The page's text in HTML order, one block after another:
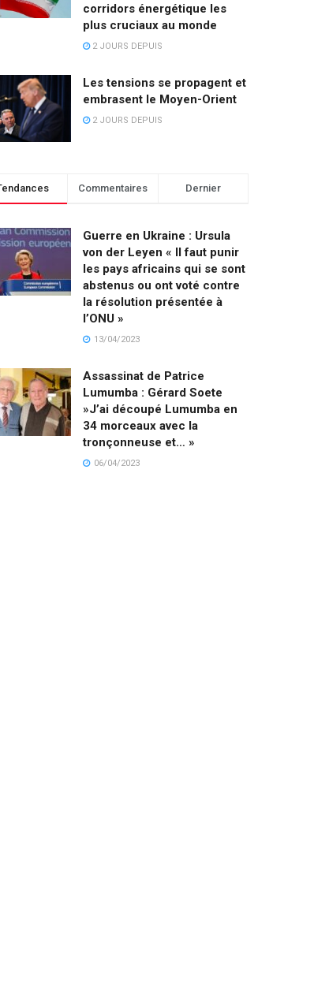
corridors énergétique les
plus cruciaux au monde
2 JOURS DEPUIS
Les tensions se propagent et
embrasent le Moyen-Orient
2 JOURS DEPUIS
Commentaires Dernier
Guerre en Ukraine : Ursula
von der Leyen « Il faut punir
les pays africains qui se sont
abstenus ou ont voté contre
la résolution présentée à
l’ONU »
13/04/2023
Assassinat de Patrice
Lumumba : Gérard Soete
»J’ai découpé Lumumba en
34 morceaux avec la
tronçonneuse et… »
06/04/2023